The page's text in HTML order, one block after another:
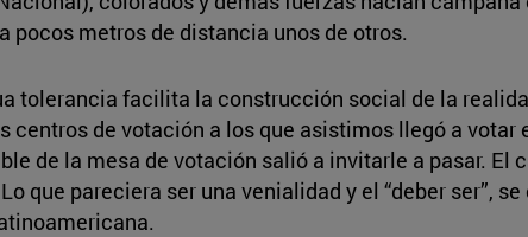
pocos metros de distancia unos de otros.
tolerancia facilita la construcción social de la
centros de votación a los que asistimos llegó a
de la mesa de votación salió a invitarle a pasar.
que pareciera ser una venialidad y el “deber ser”,